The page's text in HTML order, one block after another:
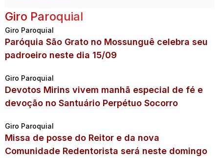
Giro Paroquial
Giro Paroquial
Paróquia São Grato no Mossunguê celebra seu
padroeiro neste dia 15/09
Giro Paroquial
Devotos Mirins vivem manhã especial de fé e
devoção no Santuário Perpétuo Socorro
Giro Paroquial
Missa de posse do Reitor e da nova
Comunidade Redentorista será neste domingo